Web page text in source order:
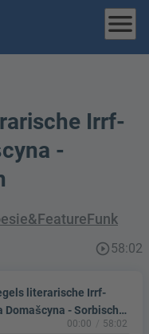
menu
Irrf-
-
play_circle_outline58:02
literarische Irrf-
Domašcyna - Sorbische
00:00 58:02